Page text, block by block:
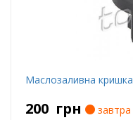
Маслозаливна кришка
200 грн
завтра